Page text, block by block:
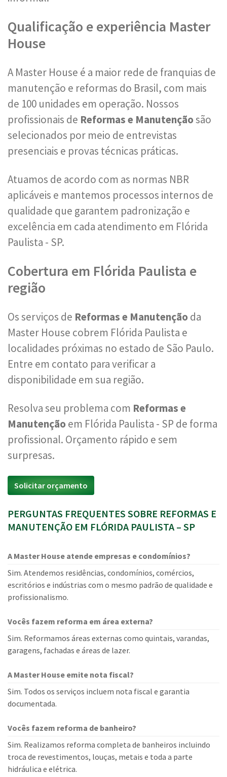
Qualificação e experiência Master
House
A Master House é a maior rede de franquias de
manutenção e reformas do Brasil, com mais
de 100 unidades em operação. Nossos
profissionais de Reformas e Manutençãosão
selecionados por meio de entrevistas
presenciais e provas técnicas práticas.
Atuamos de acordo com as normas NBR
aplicáveis e mantemos processos internos de
qualidade que garantem padronização e
excelência em cada atendimento em Flórida
Paulista - SP.
Cobertura em Flórida Paulista e
região
Os serviços de Reformas e Manutenção da
Master House cobrem Flórida Paulista e
localidades próximas no estado de São Paulo.
Entre em contato para verificar a
disponibilidade em sua região.
Resolva seu problema com Reformas e
Manutenção em Flórida Paulista - SP de forma
profissional. Orçamento rápido e sem
surpresas.
Solicitar orçamento
PERGUNTAS FREQUENTES SOBRE REFORMAS E
MANUTENÇÃO EM FLÓRIDA PAULISTA – SP
A Master House atende empresas e condomínios?
Sim. Atendemos residências, condomínios, comércios,
escritórios e indústrias com o mesmo padrão de qualidade e
profissionalismo.
Vocês fazem reforma em área externa?
Sim. Reformamos áreas externas como quintais, varandas,
garagens, fachadas e áreas de lazer.
A Master House emite nota fiscal?
Sim. Todos os serviços incluem nota fiscal e garantia
documentada.
Vocês fazem reforma de banheiro?
Sim. Realizamos reforma completa de banheiros incluindo
troca de revestimentos, louças, metais e toda a parte
hidráulica e elétrica.